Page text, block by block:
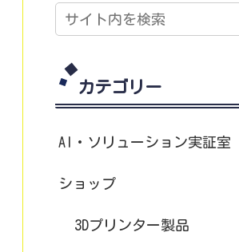
カテゴリー
AI・ソリューション実証室
ショップ
3Dプリンター製品